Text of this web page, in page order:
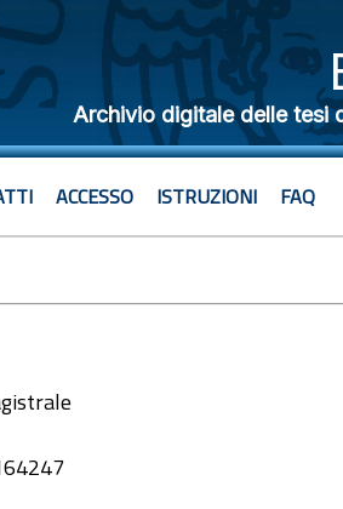
Archivio digitale delle tesi
ACCESSO ISTRUZIONI FAQ